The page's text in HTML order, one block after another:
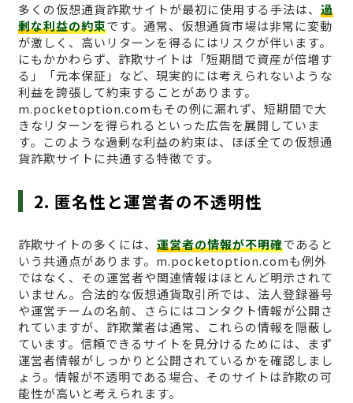
多くの仮想通貨詐欺サイトが最初に使用する手法は、 過
剰な利益の約束です。通常、仮想通貨市場は非常に変動
が激しく、高いリターンを得るにはリスクが伴います。
にもかかわらず、詐欺サイトは「短期間で資産が倍増す
る」「元本保証」など、現実的には考えられないような
利益を誇張して約束することがあります。
m.pocketoption.comもその例に漏れず、短期間で大
きなリターンを得られるといった広告を展開していま
す。このような過剰な利益の約束は、ほぼ全ての仮想通
貨詐欺サイトに共通する特徴です。
2. 匿名性と運営者の不透明性
詐欺サイトの多くには、 運営者の情報が不明確であると
いう共通点があります。m.pocketoption.comも例外
ではなく、その運営者や関連情報はほとんど明示されて
いません。合法的な仮想通貨取引所では、法人登録番号
や運営チームの名前、さらにはコンタクト情報が公開さ
れていますが、詐欺業者は通常、これらの情報を隠蔽し
ています。信頼できるサイトを見分けるためには、まず
運営者情報がしっかりと公開されているかを確認しまし
ょう。情報が不透明である場合、そのサイトは詐欺の可
能性が高いと考えられます。